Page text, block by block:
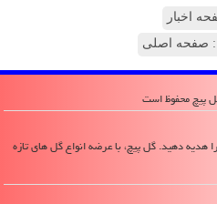
اخبار
: صفحه اصلی
دهید. گل پیچ، با عرضه انواع گل های تازه